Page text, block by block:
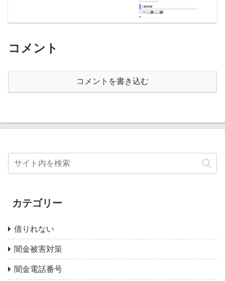
コメント
コメントを書き込む
カテゴリー
借りれない
闇金被害対策
闇金電話番号